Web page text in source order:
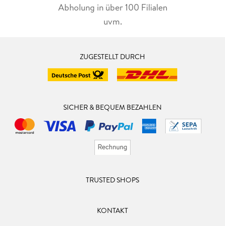
Abholung in über 100 Filialen
uvm.
ZUGESTELLT DURCH
SICHER & BEQUEM BEZAHLEN
TRUSTED SHOPS
KONTAKT